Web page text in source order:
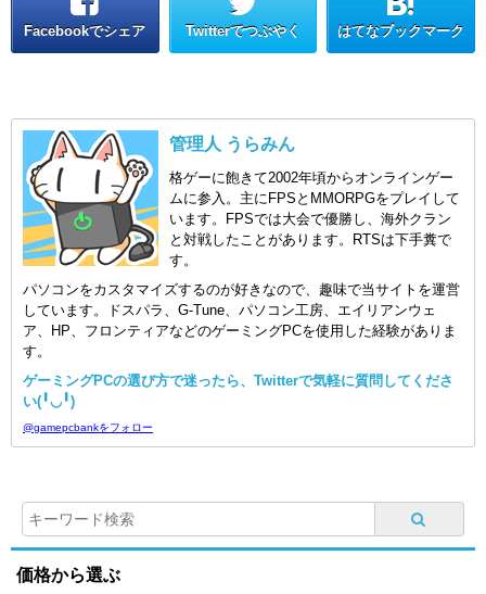
Facebookでシェア Twitterでつぶやく はてなブックマーク
管理人 うらみん
格ゲーに飽きて2002年頃からオンラインゲー
ムに参入。主にFPSとMMORPGをプレイして
います。FPSでは大会で優勝し、海外クラン
と対戦したことがあります。RTSは下手糞で
す。
パソコンをカスタマイズするのが好きなので、趣味で当サイトを運営
しています。ドスパラ、G-Tune、パソコン工房、エイリアンウェ
ア、HP、フロンティアなどのゲーミングPCを使用した経験がありま
す。
ゲーミングPCの選び方で迷ったら、Twitterで気軽に質問してくださ
い(╹◡╹)
@gamepcbankをフォロー
価格から選ぶ